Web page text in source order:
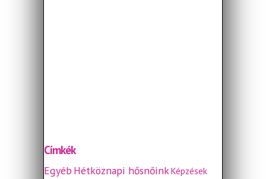
Címkék
EgyébHétköznapi hősnőinkKépzések